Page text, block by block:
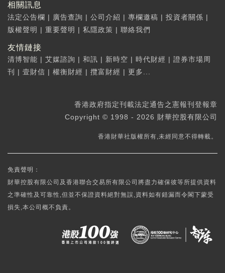
相關訊息
法定公告欄 | 廣告查詢 | 公司介紹 | 專欄邀稿 | 投資者關係 |
版權聲明 | 重要聲明 | 私隱政策 | 聯絡我們
友情鏈接
清博智能 | 艾媒諮詢 | 和訊 | 新時空 | 時代財經 | 證券市場周
刊
| 壹財信 | 權衡財經 | 攬富財經 | 更多...
香港政府指定刊載法定通告之憲報刊登報章
Copyright © 1998 - 2026 財華控股有限公司
香港財華社版權所有,未經同意不得轉載。
免責聲明：
財華控股有限公司及香港聯合交易所有限公司將盡力確保彼等所提供資料
之準確性及可靠性,但並不保證資料絕對無誤,資料如有錯漏而令閣下蒙受
損失,本公司概不負責。